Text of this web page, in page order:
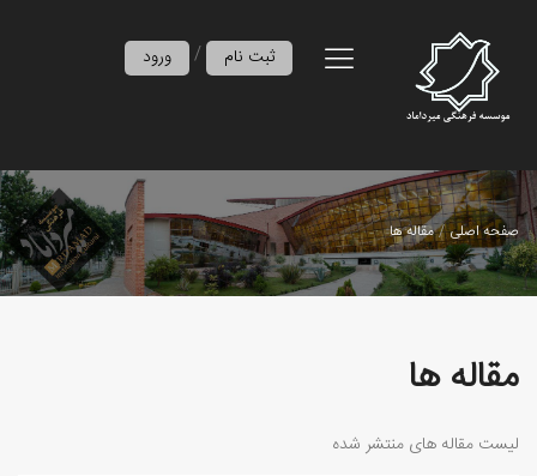
ورود / ثبت نام
صفحه اصلی مقاله ها
مقاله ها
لیست مقاله های منتشر شده